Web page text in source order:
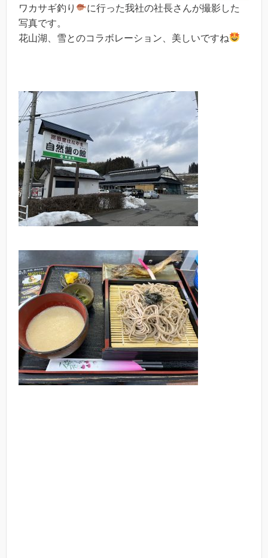
ワカサギ釣り
に行った我社の社長さんが撮影した
写真です。
花山湖、雪とのコラボレーション、美しいですね